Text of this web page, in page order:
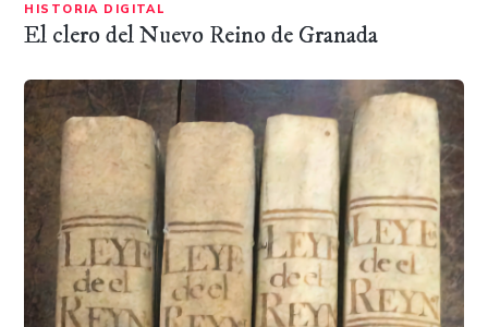
HISTORIA DIGITAL
El clero del Nuevo Reino de Granada